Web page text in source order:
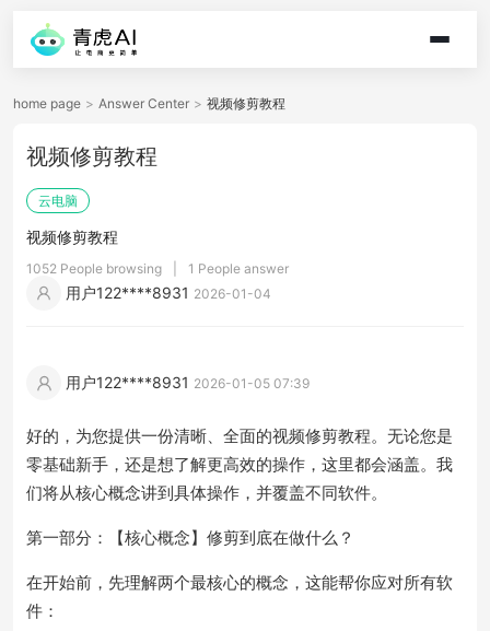
home page > Answer Center > 视频修剪教程
视频修剪教程
云电脑
视频修剪教程
1052 People browsing 1 People answer
用户122****8931 2026-01-04
用户122****8931 2026-01-05 07:39
好的，为您提供一份清晰、全面的视频修剪教程。无论您是
零基础新手，还是想了解更高效的操作，这里都会涵盖。我
们将从核心概念讲到具体操作，并覆盖不同软件。
第一部分：【核心概念】修剪到底在做什么？
在开始前，先理解两个最核心的概念，这能帮你应对所有软
件：